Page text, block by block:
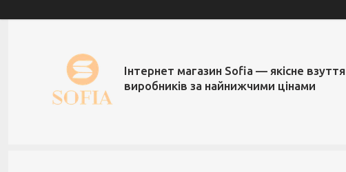
Інтернет магазин Sofia — якісне взуття
виробників за найнижчими цінами